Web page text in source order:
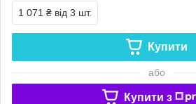
1 071 ₴ від 3 шт.
Купити
або
Купити з